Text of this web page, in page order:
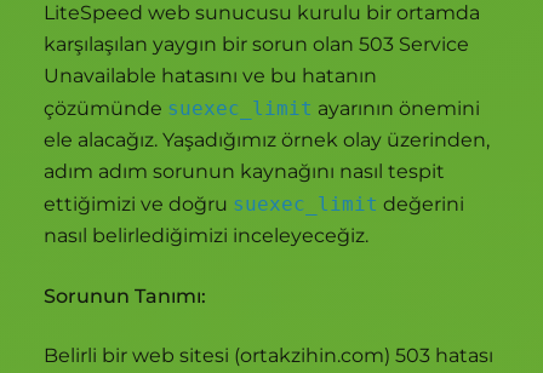
LiteSpeed web sunucusu kurulu bir ortamda
karşılaşılan yaygın bir sorun olan 503 Service
Unavailable hatasını ve bu hatanın
çözümünde suexec_limit ayarının önemini
ele alacağız. Yaşadığımız örnek olay üzerinden,
adım adım sorunun kaynağını nasıl tespit
ettiğimizi ve doğru suexec_limit değerini
nasıl belirlediğimizi inceleyeceğiz.
Sorunun Tanımı:
Belirli bir web sitesi (ortakzihin.com) 503 hatası